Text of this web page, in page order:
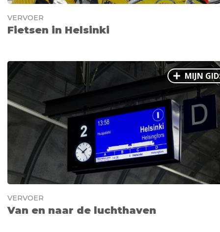
VERVOER
Fietsen in Helsinki
MIJN
VERVOER
Van en naar de luchthaven